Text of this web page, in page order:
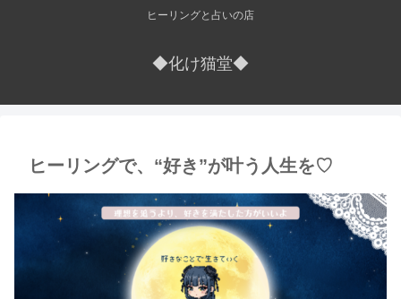
ヒーリングと占いの店
◆化け猫堂◆
ヒーリングで、“好き”が叶う人生を♡